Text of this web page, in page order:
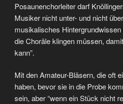
Posaunenchorleiter darf
Musiker nicht unter- und nicht
musikalisches
die Choräle klingen müssen,
kann”.
Mit den Amateur-Bläsern, die oft
haben, bevor sie in die Probe
sein, aber “wenn ein Stück nicht